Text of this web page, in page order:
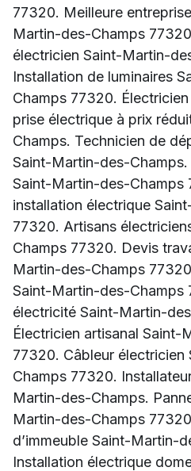
77320. Meilleure
Martin-des-Champs
électricien Saint-Martin-
Installation de luminaires
Champs 77320.
prise électrique à prix
Champs. Technicien de
Saint-Martin-des-
Saint-Martin-des-Champs
installation électrique
77320. Artisans
Champs 77320. Devis
Martin-des-Champs
Saint-Martin-des-Champs
électricité Saint-Martin-
Électricien artisanal Saint-
77320. Câbleur
Champs 77320.
Martin-des-Champs.
Martin-des-Champs
d’immeuble Saint-Martin-
Installation électrique